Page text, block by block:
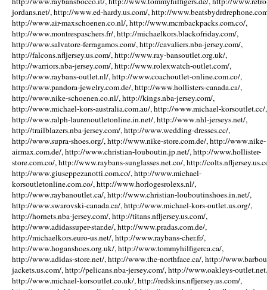
jordans.net/, http://www.ed-hardy.us.com/, http://
http://www.air-maxschoenen.co.nl/, http://www.mcmbackpacks.com.co/,
http://www.montrespaschers.fr/, http://michaelkors.blackofriday.com/,
http://www.salvatore-ferragamos.com/, http://cavaliers.nba-jersey.com/,
http://falcons.nfljersey.us.com/, http://www.ray-bansoutlet.org.uk/,
http://warriors.nba-jersey.com/, http://www.rolexwatch-outlet.com/,
http://www.raybans-outlet.nl/, http://www.coachoutlet-online.com.co/,
http://www.pandora-jewelry.com.de/, http://www.hollisters-canada.ca/,
http://www.nike-schoenen.co.nl/, http://kings.nba-jersey.com/,
http://www.michael-kors-australia.com.au/, http://www.michael-korsoutlet.cc/,
http://www.ralph-laurenoutletonline.in.net/, http://www.nhl-jerseys.net/,
http://trailblazers.nba-jersey.com/, http://www.wedding-dresses.cc/,
http://www.supra-shoes.org/, http://www.nike-store.com.de/, http://www.nike-
airmax.com.de/, http://www.christian-louboutin.jp.net/, http://www.hollister-
store.com.co/, http://www.raybans-sunglasses.net.co/, http://
http://www.giuseppezanotti.com.co/, http://www.michael-
korsoutletonline.com.co/, http://www.horlogesrolexs.nl/,
http://www.raybanoutlet.ca/, http://www.christian-louboutinshoes.in.net/,
http://www.swarovski-canada.ca/, http://www.michael-kors-outlet.us.org/,
http://hornets.nba-jersey.com/, http://titans.nfljersey.us.com/,
http://www.adidassuper-star.de/, http://www.pradas.com.de/,
http://michaelkors.euro-us.net/, http://www.raybans-cher.fr/,
http://www.hoganshoes.org.uk/, http://www.tommyhilfigerca.ca/,
http://www.adidas-store.net/, http://www.the-northface.ca/, http://
jackets.us.com/, http://pelicans.nba-jersey.com/, http://www.oakleys-
http://www.michael-korsoutlet.co.uk/, http://redskins.nfljersey.us.com/,